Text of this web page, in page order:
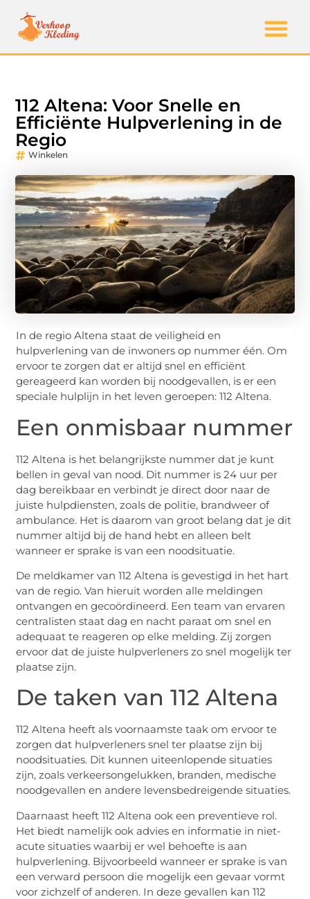
112 Altena: Voor Snelle en
Efficiënte Hulpverlening in de
Regio
Winkelen
In de regio Altena staat de veiligheid en
hulpverlening van de inwoners op nummer één. Om
ervoor te zorgen dat er altijd snel en efficiënt
gereageerd kan worden bij noodgevallen, is er een
speciale hulplijn in het leven geroepen: 112 Altena.
Een onmisbaar nummer
112 Altena is het belangrijkste nummer dat je kunt
bellen in geval van nood. Dit nummer is 24 uur per
dag bereikbaar en verbindt je direct door naar de
juiste hulpdiensten, zoals de politie, brandweer of
ambulance. Het is daarom van groot belang dat je dit
nummer altijd bij de hand hebt en alleen belt
wanneer er sprake is van een noodsituatie.
De meldkamer van 112 Altena is gevestigd in het hart
van de regio. Van hieruit worden alle meldingen
ontvangen en gecoördineerd. Een team van ervaren
centralisten staat dag en nacht paraat om snel en
adequaat te reageren op elke melding. Zij zorgen
ervoor dat de juiste hulpverleners zo snel mogelijk ter
plaatse zijn.
De taken van 112 Altena
112 Altena heeft als voornaamste taak om ervoor te
zorgen dat hulpverleners snel ter plaatse zijn bij
noodsituaties. Dit kunnen uiteenlopende situaties
zijn, zoals verkeersongelukken, branden, medische
noodgevallen en andere levensbedreigende situaties.
Daarnaast heeft 112 Altena ook een preventieve rol.
Het biedt namelijk ook advies en informatie in niet-
acute situaties waarbij er wel behoefte is aan
hulpverlening. Bijvoorbeeld wanneer er sprake is van
een verward persoon die mogelijk een gevaar vormt
voor zichzelf of anderen. In deze gevallen kan 112